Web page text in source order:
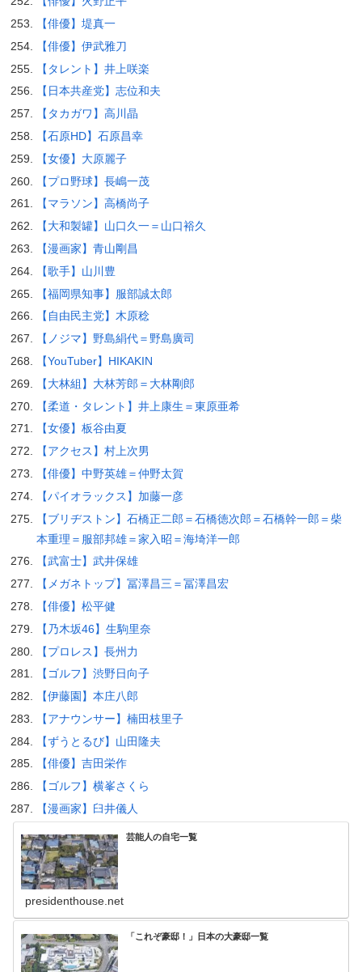
【俳優】堤真一
【俳優】伊武雅刀
【タレント】井上咲楽
【日本共産党】志位和夫
【タカガワ】高川晶
【石原HD】石原昌幸
【女優】大原麗子
【プロ野球】長嶋一茂
【マラソン】高橋尚子
【大和製罐】山口久一＝山口裕久
【漫画家】青山剛昌
【歌手】山川豊
【福岡県知事】服部誠太郎
【自由民主党】木原稔
【ノジマ】野島絹代＝野島廣司
【YouTuber】HIKAKIN
【大林組】大林芳郎＝大林剛郎
【柔道・タレント】井上康生＝東原亜希
【女優】板谷由夏
【アクセス】村上次男
【俳優】中野英雄＝仲野太賀
【パイオラックス】加藤一彦
【ブリヂストン】石橋正二郎＝石橋徳次郎＝石橋幹一郎＝柴
本重理＝服部邦雄＝家入昭＝海埼洋一郎
【武富士】武井保雄
【メガネトップ】冨澤昌三＝冨澤昌宏
【俳優】松平健
【乃木坂46】生駒里奈
【プロレス】長州力
【ゴルフ】渋野日向子
【伊藤園】本庄八郎
【アナウンサー】楠田枝里子
【ずうとるび】山田隆夫
【俳優】吉田栄作
【ゴルフ】横峯さくら
【漫画家】臼井儀人
芸能人の自宅一覧
presidenthouse.net
「これぞ豪邸！」日本の大豪邸一覧